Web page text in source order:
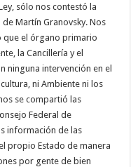
sólo nos contestó la
Martín Granovsky. Nos
que el órgano primario
la Cancillería y el
ninguna intervención en el
ni Ambiente ni los
se compartió las
Federal de
información de las
propio Estado de manera
por gente de bien